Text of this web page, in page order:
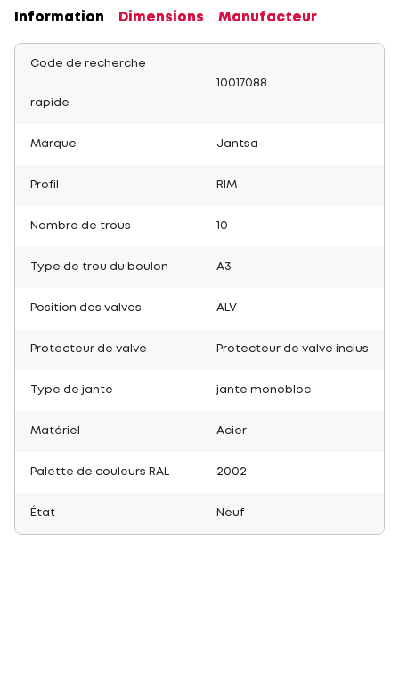
Information Dimensions Manufacteur
Code de recherche
rapide
10017088
Marque Jantsa
Profil RIM
Nombre de trous 10
Type de trou du boulon A3
Position des valves ALV
Protecteur de valve Protecteur de valve inclus
Type de jante jante monobloc
Matériel Acier
Palette de couleurs RAL 2002
État Neuf